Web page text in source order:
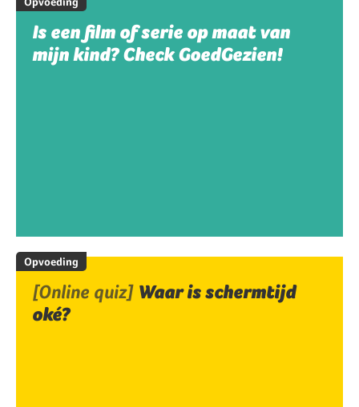
Is een film of serie op maat van
mijn kind? Check GoedGezien!
Opvoeding
[Online quiz] Waar is schermtijd
oké?